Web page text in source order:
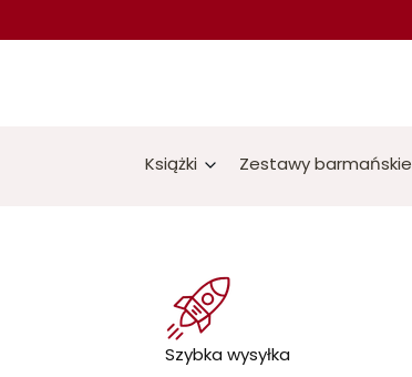
Książki Zestawy barmańskie
Szybka wysyłka